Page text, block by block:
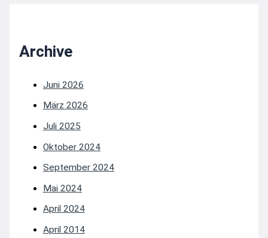
Archive
Juni 2026
März 2026
Juli 2025
Oktober 2024
September 2024
Mai 2024
April 2024
April 2014